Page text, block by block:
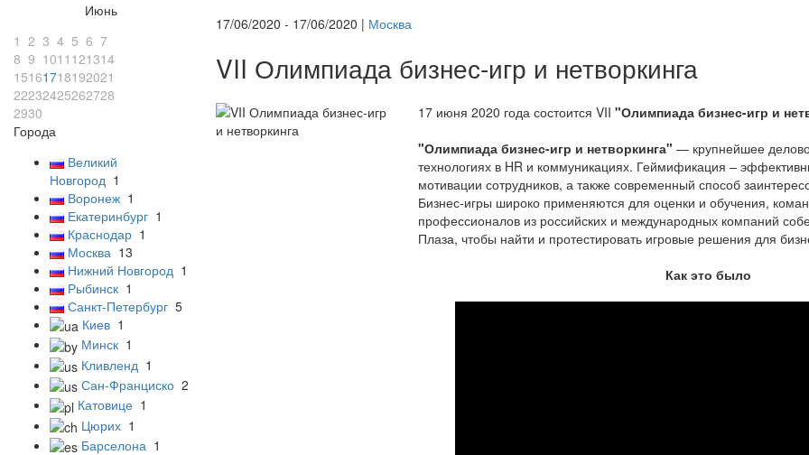
Июнь
1 2 3 4 5 6 7
8 9 1011 121314
15161718192021
22232425262728
2930
Города
Великий
Новгород 1
Воронеж 1
Екатеринбург 1
Краснодар 1
Москва 13
Нижний Новгород 1
Рыбинск 1
Санкт-Петербург 5
Киев 1
Минск 1
Кливленд 1
Сан-Франциско 2
Катовице 1
Цюрих 1
Барселона 1
17/06/2020 - 17/06/2020 | Москва
VII Олимпиада бизнес-игр и нетворкинга
17 июня 2020 года состоится VII "Олимпиада бизнес-игр и
"Олимпиада бизнес-игр и нетворкинга" — крупнейшее
технологиях в HR и коммуникациях. Геймификация –
мотивации сотрудников, а также современный способ
Бизнес-игры широко применяются для оценки и обучения,
профессионалов из российских и международных компаний
Плаза, чтобы найти и протестировать игровые решения для
Как это было